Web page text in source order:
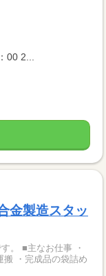
00 2...
金製造スタッ
・
搬 ・完成品の袋詰め